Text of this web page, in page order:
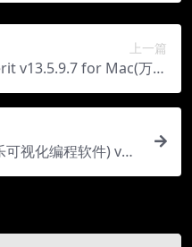
上一篇
v13.5.9.7 for Mac(万兴
数据恢复软件)中文版
视化编程软件) v9.